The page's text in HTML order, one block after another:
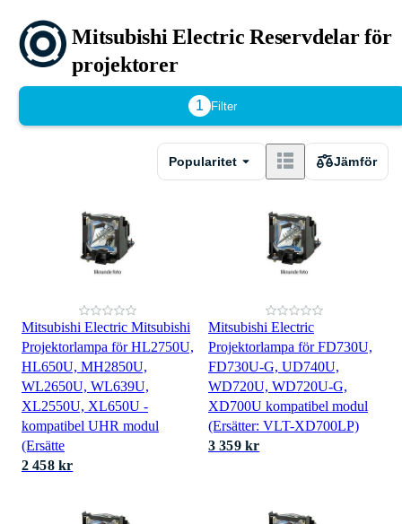
Mitsubishi Electric Reservdelar för
projektorer
1 Filter
Popularitet Jämför
Mitsubishi Electric Mitsubishi
Projektorlampa för HL2750U,
HL650U, MH2850U,
WL2650U, WL639U,
XL2550U, XL650U -
kompatibel UHR modul
(Ersätte
2 458 kr
Mitsubishi Electric
Projektorlampa för FD730U,
FD730U-G, UD740U,
WD720U, WD720U-G,
XD700U kompatibel modul
(Ersätter: VLT-XD700LP)
3 359 kr